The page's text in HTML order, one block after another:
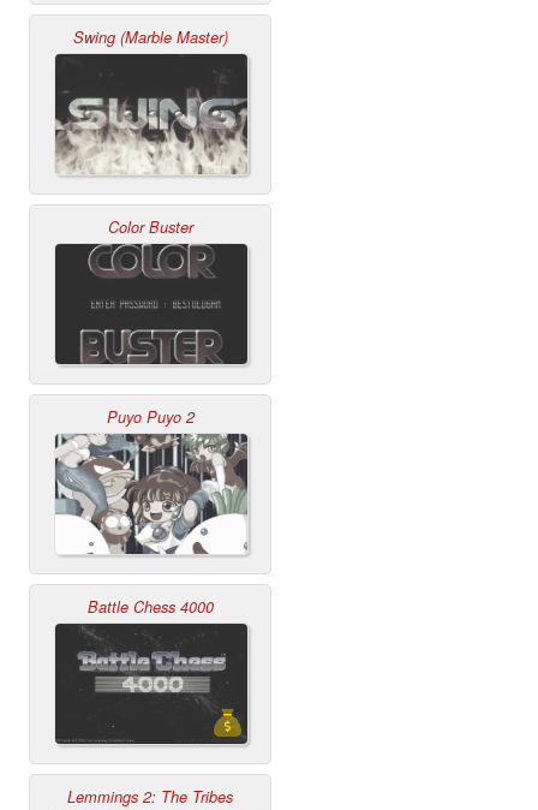
Swing (Marble Master)
Color Buster
Puyo Puyo 2
Battle Chess 4000
Lemmings 2: The Tribes